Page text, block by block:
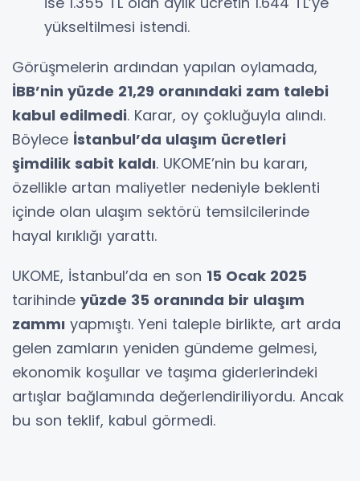
yükseltilmesi istendi.
Görüşmelerin ardından yapılan oylamada,
İBB’nin yüzde 21,29 oranındaki zam talebi
kabul edilmedi. Karar, oy çokluğuyla alındı.
Böylece İstanbul’da ulaşım ücretleri
şimdilik sabit kaldı. UKOME’nin bu kararı,
özellikle artan maliyetler nedeniyle beklenti
içinde olan ulaşım sektörü temsilcilerinde
hayal kırıklığı yarattı.
UKOME, İstanbul’da en son 15 Ocak 2025
tarihinde yüzde 35 oranında bir ulaşım
zammı yapmıştı. Yeni taleple birlikte, art arda
gelen zamların yeniden gündeme gelmesi,
ekonomik koşullar ve taşıma giderlerindeki
artışlar bağlamında değerlendiriliyordu. Ancak
bu son teklif, kabul görmedi.